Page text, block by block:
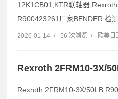
12K1CB01,KTR联轴器
R900423261厂家BENDER 检
2026-01-14 / 56 次浏览 / 欧美日
Rexroth 2FRM10-3X/
Rexroth 2FRM10-3X/50LB